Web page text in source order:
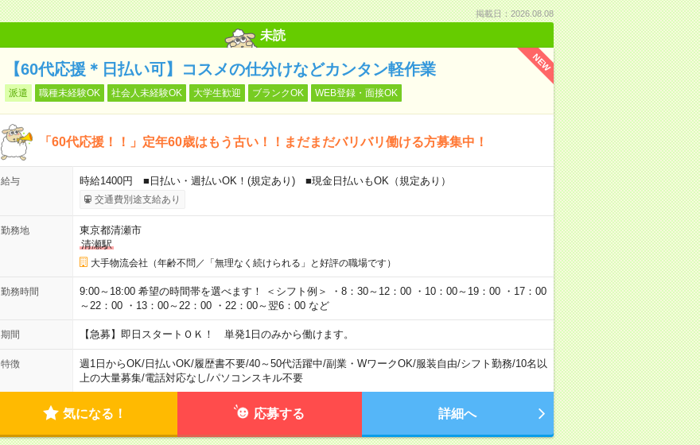
掲載日：2026.08.08
未読
NEW
【60代応援＊日払い可】コスメの仕分けなどカンタン軽作業
派遣 職種未経験OK 社会人未経験OK 大学生歓迎 ブランクOK WEB登録・面接OK
「60代応援！！」定年60歳はもう古い！！まだまだバリバリ働ける方募集中！
給与 時給1400円 ■日払い・週払いOK！(規定あり) ■現金日払いもOK（規定あり）
交通費別途支給あり
勤務地
東京都清瀬市
清瀬駅
大手物流会社（年齢不問／「無理なく続けられる」と好評の職場です）
勤務時間
9:00～18:00 希望の時間帯を選べます！ ＜シフト例＞ ・8：30～12：00 ・10：00～19：00 ・17：00
～22：00 ・13：00～22：00 ・22：00～翌6：00 など
期間 【急募】即日スタートＯＫ！ 単発1日のみから働けます。
特徴 週1日からOK/日払いOK/履歴書不要/40～50代活躍中/副業・WワークOK/服装自由/シフト勤務/10名以
上の大量募集/電話対応なし/パソコンスキル不要
気になる！ 応募する 詳細へ